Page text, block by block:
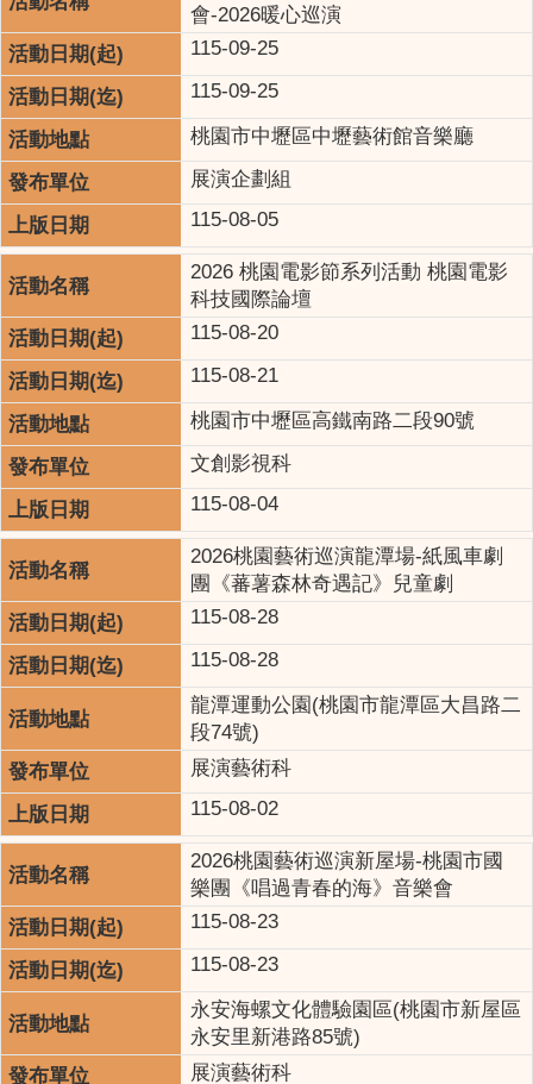
會-2026暖心巡演
115-09-25
115-09-25
桃園市中壢區中壢藝術館音樂廳
展演企劃組
115-08-05
2026 桃園電影節系列活動 桃園電影
科技國際論壇
115-08-20
115-08-21
桃園市中壢區高鐵南路二段90號
文創影視科
115-08-04
2026桃園藝術巡演龍潭場-紙風車劇
團《蕃薯森林奇遇記》兒童劇
115-08-28
115-08-28
龍潭運動公園(桃園市龍潭區大昌路二
段74號)
展演藝術科
115-08-02
2026桃園藝術巡演新屋場-桃園市國
樂團《唱過青春的海》音樂會
115-08-23
115-08-23
永安海螺文化體驗園區(桃園市新屋區
永安里新港路85號)
展演藝術科